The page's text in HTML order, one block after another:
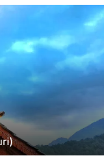
के पिता–पुत्री की